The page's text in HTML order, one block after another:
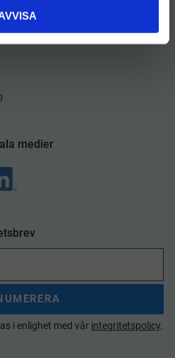
medier
i enlighet med vår integritetspolicy.